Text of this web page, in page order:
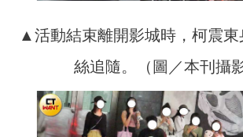
▲活動結束離開影城時，柯震東
絲追隨。（圖／本刊攝